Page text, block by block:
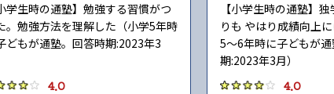
学生時の通塾】勉強する習慣がつ
。勉強方法を理解した（小学5年時
どもが通塾。回答時期:2023年3
4.0
【小学生時の通塾】
りも やはり成績向上
5〜6年時に子どもが
期:2023年3月）
4.0